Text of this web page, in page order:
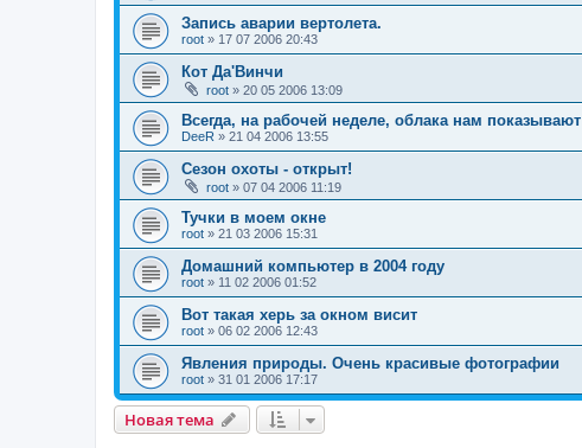
Запись аварии вертолета.
root » 17 07 2006 20:43
Кот Да'Винчи
root » 20 05 2006 13:09
Всегда, на рабочей неделе, облака нам показывают
DeeR » 21 04 2006 13:55
Сезон охоты - открыт!
root » 07 04 2006 11:19
Тучки в моем окне
root » 21 03 2006 15:31
Домашний компьютер в 2004 году
root » 11 02 2006 01:52
Вот такая херь за окном висит
root » 06 02 2006 12:43
Явления природы. Очень красивые фотографии
root » 31 01 2006 17:17
Новая тема